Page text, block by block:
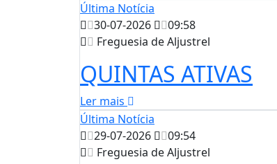
Última Notícia
30-07-2026
09:58
Freguesia de Aljustrel
QUINTAS ATIVAS
Ler mais
Última Notícia
29-07-2026
09:54
Freguesia de Aljustrel